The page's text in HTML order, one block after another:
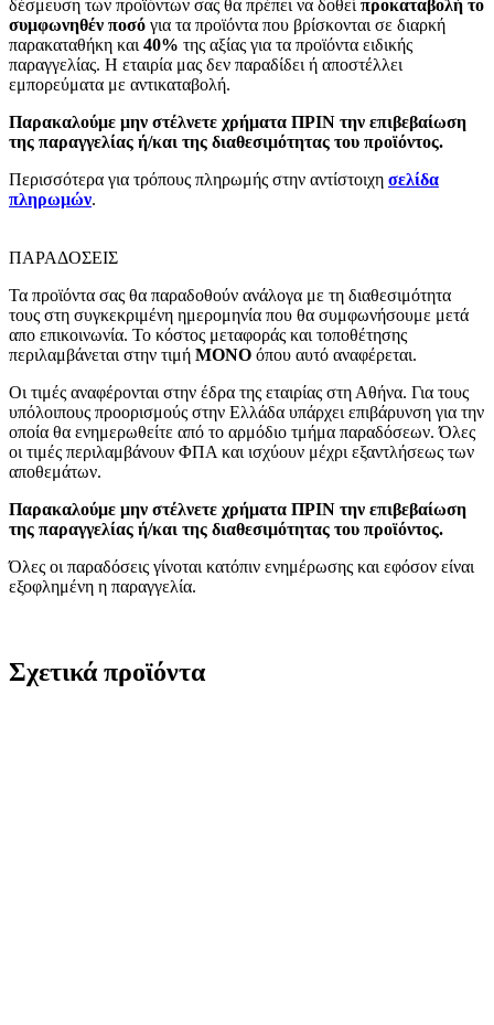
δέσμευση των προϊόντων σας θα πρέπει να δοθεί προκαταβολή το
συμφωνηθέν ποσό για τα προϊόντα που βρίσκονται σε διαρκή
παρακαταθήκη και 40% της αξίας για τα προϊόντα ειδικής
παραγγελίας. Η εταιρία μας δεν παραδίδει ή αποστέλλει
εμπορεύματα με αντικαταβολή.
Παρακαλούμε μην στέλνετε χρήματα ΠΡΙΝ την επιβεβαίωση
της παραγγελίας ή/και της διαθεσιμότητας του προϊόντος.
Περισσότερα για τρόπους πληρωμής στην αντίστοιχη σελίδα
πληρωμών.
ΠΑΡΑΔΟΣΕΙΣ
Τα προϊόντα σας θα παραδοθούν ανάλογα με τη διαθεσιμότητα
τους στη συγκεκριμένη ημερομηνία που θα συμφωνήσουμε μετά
απο επικοινωνία. Το κόστος μεταφοράς και τοποθέτησης
περιλαμβάνεται στην τιμή MONO όπου αυτό αναφέρεται.
Οι τιμές αναφέρονται στην έδρα της εταιρίας στη Αθήνα. Για τους
υπόλοιπους προορισμούς στην Ελλάδα υπάρχει επιβάρυνση για την
οποία θα ενημερωθείτε από το αρμόδιο τμήμα παραδόσεων. Όλες
οι τιμές περιλαμβάνουν ΦΠΑ και ισχύουν μέχρι εξαντλήσεως των
αποθεμάτων.
Παρακαλούμε μην στέλνετε χρήματα ΠΡΙΝ την επιβεβαίωση
της παραγγελίας ή/και της διαθεσιμότητας του προϊόντος.
Όλες οι παραδόσεις γίνοται κατόπιν ενημέρωσης και εφόσον είναι
εξοφλημένη η παραγγελία.
Σχετικά προϊόντα